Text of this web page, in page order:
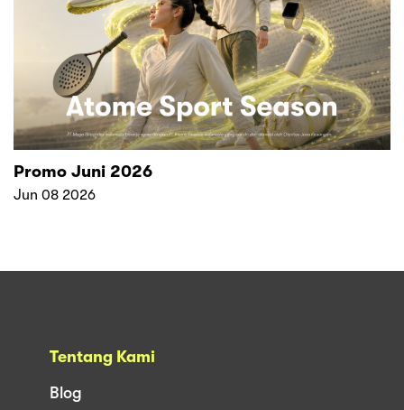
Promo Juni 2026
Jun 08 2026
Tentang Kami
Blog